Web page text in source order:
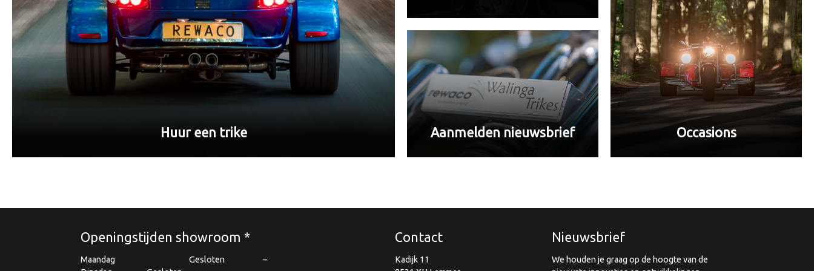
Huur een trike Aanmelden nieuwsbrief Occasions
Openingstijden showroom *
Maandag Gesloten
–
Contact
Kadijk 11
Nieuwsbrief
We houden je graag op de hoogte van de